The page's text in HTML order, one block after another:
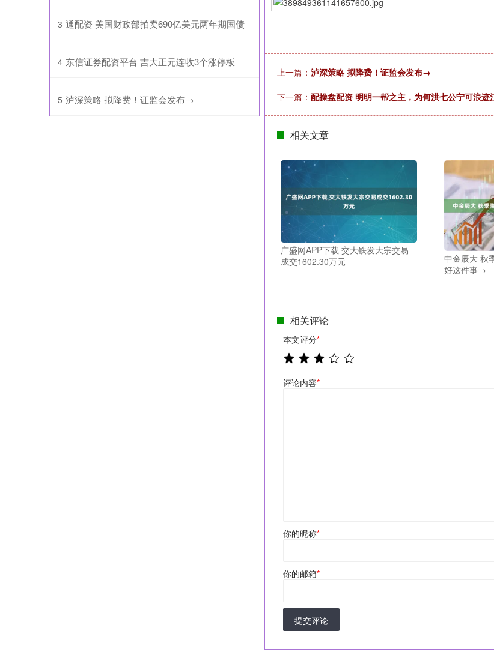
上一篇： 泸深策略 拟降费！证监会发布→
下一篇： 配操盘配资 明明一帮之主，为何洪七公宁可浪
相关文章
广盛网APP下载 交大铁发大宗交易
成交1602.30万元
中金辰大 秋
好这件事→
相关评论
本文评分*
评论内容*
你的昵称*
你的邮箱*
提交评论
3 ​通配资 美国财政部拍卖690亿美元两年期国债
4 ​东信证券配资平台 吉大正元连收3个涨停板
5 ​泸深策略 拟降费！证监会发布→